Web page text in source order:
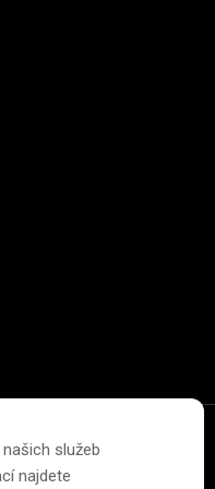
služeb
najdete
písma na webu